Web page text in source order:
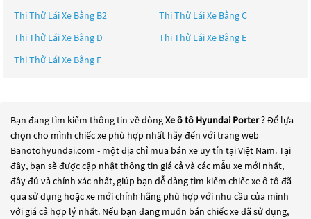
Thi Thử Lái Xe Bằng B2
Thi Thử Lái Xe Bằng C
Thi Thử Lái Xe Bằng D
Thi Thử Lái Xe Bằng E
Thi Thử Lái Xe Bằng F
Bạn đang tìm kiếm thông tin về dòngXe ô tô Hyundai Porter? Để lựa
chọn cho mình chiếc xe phù hợp nhất hãy đến với trang web
Banotohyundai.com - một địa chỉ mua bán xe uy tín tại Việt Nam. Tại
đây, bạn sẽ được cập nhật thông tin giá cả và các mẫu xe mới nhất,
đầy đủ và chính xác nhất, giúp bạn dễ dàng tìm kiếm chiếc xe ô tô đã
qua sử dụng hoặc xe mới chính hãng phù hợp với nhu cầu của mình
với giá cả hợp lý nhất. Nếu bạn đang muốn bán chiếc xe đã sử dụng,